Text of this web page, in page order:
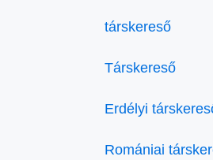
társkereső
Társkereső
Erdélyi
Romániai